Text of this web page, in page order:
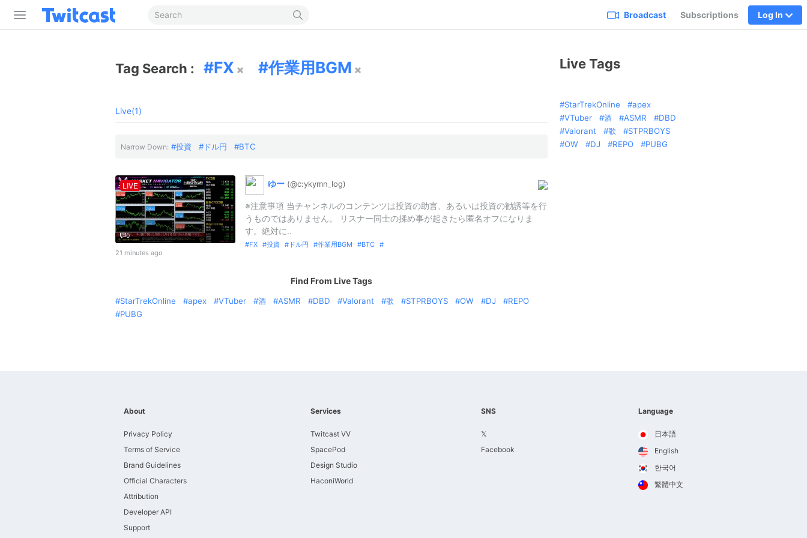
Broadcast Subscriptions Log In
Tag Search : FX 作業用BGM
Live(1)
Narrow Down: 投資 ドル円 BTC
LIVE
0
21 minutes ago
ゆー (@c:ykymn_ log)
※注意事項 当チャンネルのコンテンツは投資の助言、あるいは投資の勧誘等を行
うものではありません。 リスナー同士の揉め事が起きたら匿名オフになりま
す。絶対に..
FX 投資 ドル円 作業用BGM BTC
Find From Live Tags
StarTrekOnline apex VTuber 酒 ASMR DBD Valorant 歌 STPRBOYS OW DJ
REPO
PUBG
Live Tags
StarTrekOnline
apex
VTuber
酒 ASMR
DBD
Valorant
歌
STPRBOYS
OW
DJ REPO PUBG
About
Privacy Policy
Terms of Service
Brand Guidelines
Official Characters
Attribution
Developer API
Support
Services
Twitcast VV
SpacePod
Design Studio
HaconiWorld
SNS
𝕏
Facebook
Language
日本語
English
한국어
繁體中文